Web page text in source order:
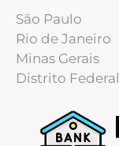
São Paulo
Rio de Janeiro
Minas Gerais
Distrito Federal